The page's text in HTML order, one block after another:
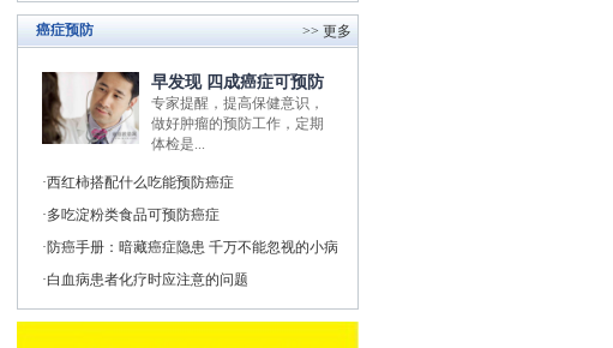
癌症预防 >> 更多
早发现 四成癌症可预防
专家提醒，提高保健意识，
做好肿瘤的预防工作，定期
体检是...
西红柿搭配什么吃能预防癌症
多吃淀粉类食品可预防癌症
防癌手册：暗藏癌症隐患 千万不能忽视的小病
白血病患者化疗时应注意的问题